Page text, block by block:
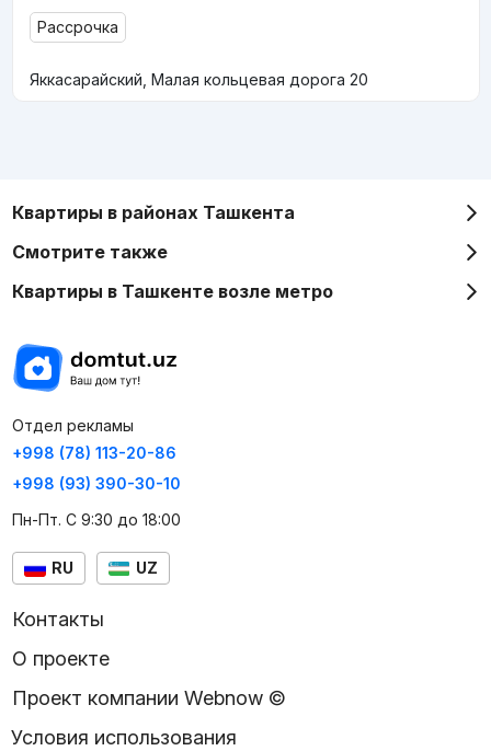
Рассрочка
Яккасарайский, Малая кольцевая дорога 20
Квартиры в районах Ташкента
Смотрите также
Квартиры в Ташкенте возле метро
Отдел рекламы
+998 (78) 113-20-86
+998 (93) 390-30-10
Пн-Пт. С 9:30 до 18:00
RU UZ
Контакты
О проекте
Проект компании Webnow ©
Условия использования